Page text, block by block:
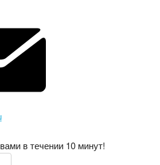
в течении 10 минут!